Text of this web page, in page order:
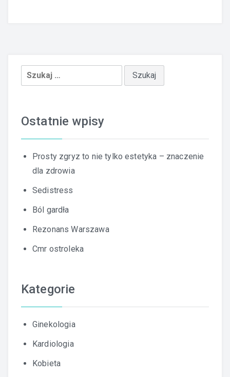
Szukaj:
Ostatnie wpisy
Prosty zgryz to nie tylko estetyka – znaczenie
dla zdrowia
Sedistress
Ból gardła
Rezonans Warszawa
Cmr ostroleka
Kategorie
Ginekologia
Kardiologia
Kobieta